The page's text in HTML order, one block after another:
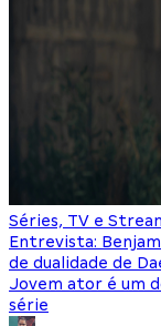
Séries, TV e
Entrevista:
de dualidade de
Jovem ator é um
série